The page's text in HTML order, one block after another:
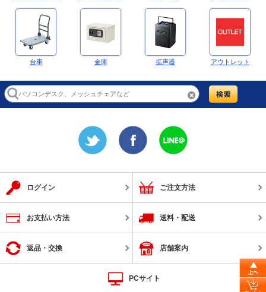
台車 金庫 拡声器 アウトレット
ログイン ご注文方法
お支払い方法 送料・配送
返品・交換 店舗案内
PCサイト